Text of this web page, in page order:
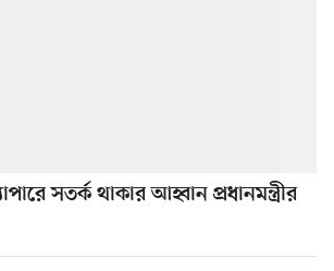
সতর্ক থাকার আহ্বান প্রধানমন্ত্রীর